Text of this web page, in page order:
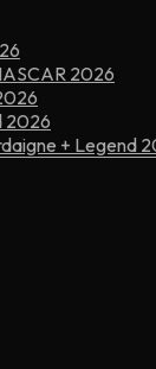
2026
2026
+ Legend